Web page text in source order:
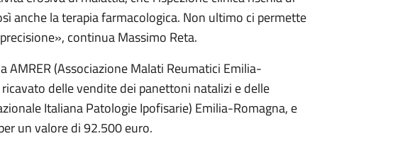
anche la terapia farmacologica. Non ultimo ci permette
continua Massimo Reta.
(Associazione Malati Reumatici Emilia-
delle vendite dei panettoni natalizi e delle
Italiana Patologie Ipofisarie) Emilia-Romagna, e
un valore di 92.500 euro.